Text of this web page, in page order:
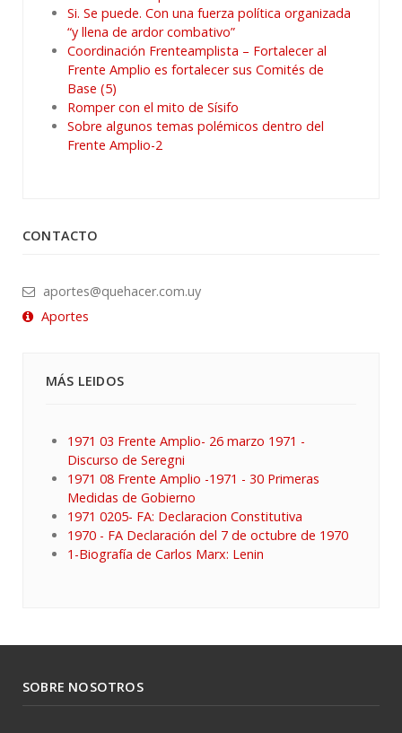
Si. Se puede. Con una fuerza política organizada
“y llena de ardor combativo”
Coordinación Frenteamplista – Fortalecer al
Frente Amplio es fortalecer sus Comités de
Base (5)
Romper con el mito de Sísifo
Sobre algunos temas polémicos dentro del
Frente Amplio-2
CONTACTO
aportes@quehacer.com.uy
Aportes
MÁS LEIDOS
1971 03 Frente Amplio- 26 marzo 1971 -
Discurso de Seregni
1971 08 Frente Amplio -1971 - 30 Primeras
Medidas de Gobierno
1971 0205- FA: Declaracion Constitutiva
1970 - FA Declaración del 7 de octubre de 1970
1-Biografía de Carlos Marx: Lenin
SOBRE NOSOTROS